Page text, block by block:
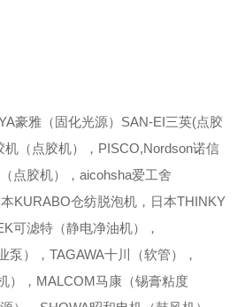
豪雅（固化光源）SAN-EI三英(点胶
（点胶机），PISCO,Nordson诺信
点胶机），aicohsha爱工舍
KURABO仓纺脱泡机，日本THINKY
可滤特（静电净油机），
泵），TAGAWA十川（软管），
），MALCOM马康（锡膏粘度